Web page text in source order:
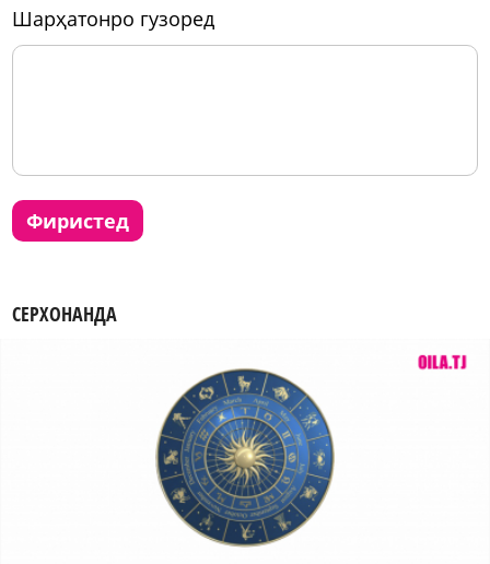
шарҳатонро гузоред
фиристед
СЕРХОНАНДА